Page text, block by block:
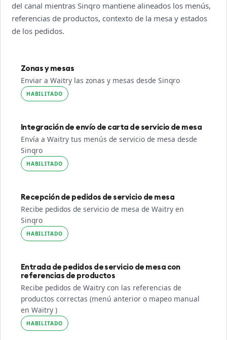
del canal mientras Sinqro mantiene alineados los menús,
referencias de productos, contexto de la mesa y estados
de los pedidos.
Zonas y mesas
Enviar a Waitry las zonas y mesas desde Sinqro
HABILITADO
Integración de envío de carta de servicio de mesa
Envía a Waitry tus menús de servicio de mesa desde
Sinqro
HABILITADO
Recepción de pedidos de servicio de mesa
Recibe pedidos de servicio de mesa de Waitry en
Sinqro
HABILITADO
Entrada de pedidos de servicio de mesa con
referencias de productos
Recibe pedidos de Waitry con las referencias de
productos correctas (menú anterior o mapeo manual
en Waitry )
HABILITADO